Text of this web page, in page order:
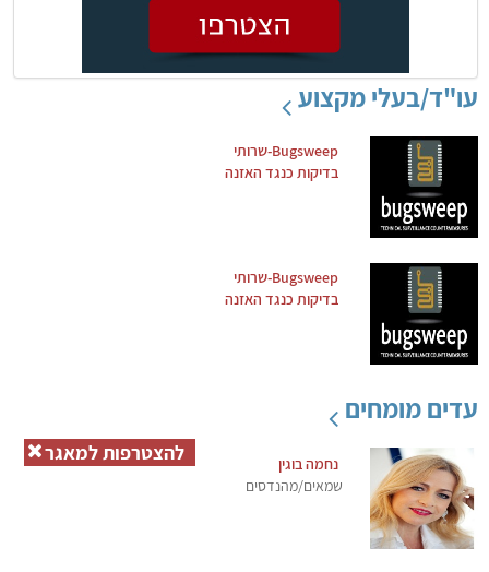
עו"ד/בעלי מקצוע
Bugsweep-שרותי
בדיקות כנגד האזנה
Bugsweep-שרותי
בדיקות כנגד האזנה
עדים מומחים
נחמה בוגין
שמאים/מהנדסים
להצטרפות למאגר